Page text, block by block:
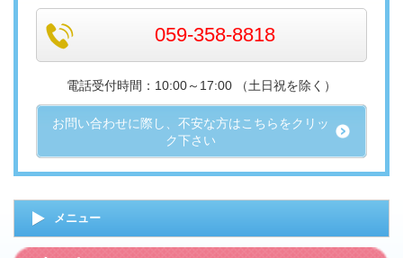
059-358-8818
電話受付時間：10:00～17:00 （土日祝を除く）
お問い合わせに際し、不安な方はこちらをクリッ
ク下さい
メニュー